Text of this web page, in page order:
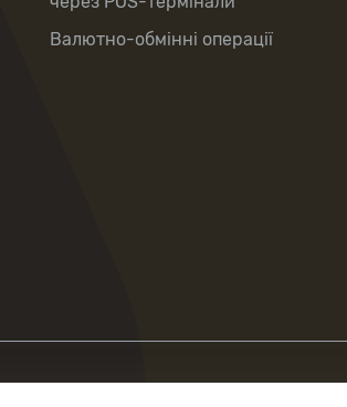
Валютно-обмінні операції